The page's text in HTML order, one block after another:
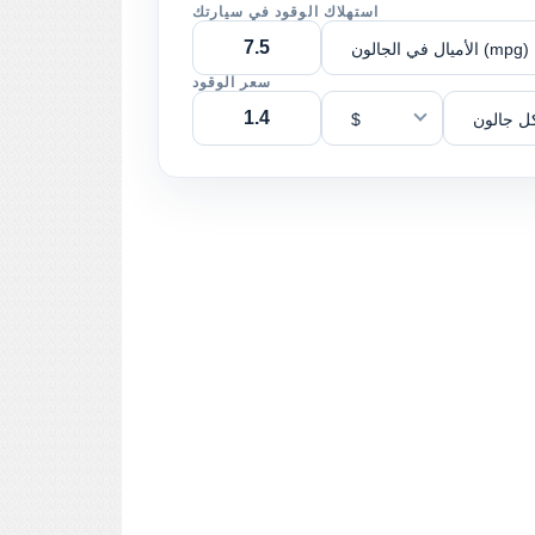
استهلاك الوقود في سيارتك
الأميال في الجالون (mpg)
سعر الوقود
$ جالون